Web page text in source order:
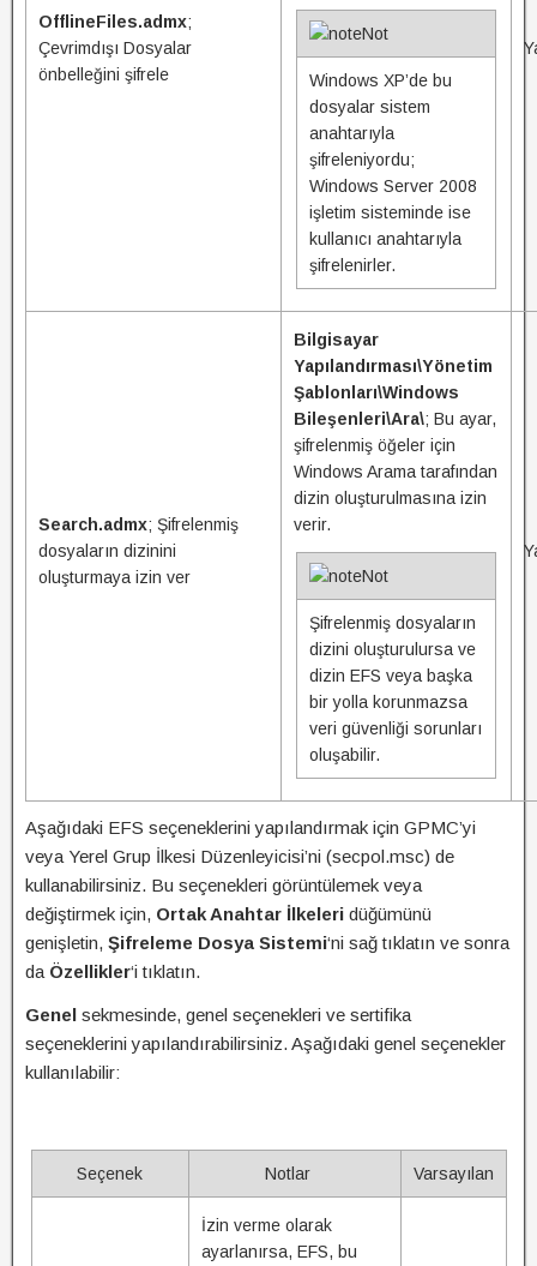
OfflineFiles.admx;
Çevrimdışı Dosyalar
önbelleğini şifrele
Not
Windows XP’de bu
dosyalar sistem
anahtarıyla
şifreleniyordu;
Windows Server 2008
işletim sisteminde ise
kullanıcı anahtarıyla
şifrelenirler.
Search.admx; Şifrelenmiş
dosyaların dizinini
oluşturmaya izin ver
Bilgisayar
Yapılandırması\Yönetim
Şablonları\Windows
Bileşenleri\Ara\; Bu ayar,
şifrelenmiş öğeler için
Windows Arama tarafından
dizin oluşturulmasına izin
verir.
Not
Şifrelenmiş dosyaların
dizini oluşturulursa ve
dizin EFS veya başka
bir yolla korunmazsa
veri güvenliği sorunları
oluşabilir.
Aşağıdaki EFS seçeneklerini yapılandırmak için GPMC’yi
veya Yerel Grup İlkesi Düzenleyicisi’ni (secpol.msc) de
kullanabilirsiniz. Bu seçenekleri görüntülemek veya
değiştirmek için, Ortak Anahtar İlkeleri düğümünü
genişletin, Şifreleme Dosya Sistemi‘ni sağ tıklatın ve sonra
da Özellikler‘i tıklatın.
Genel sekmesinde, genel seçenekleri ve sertifika
seçeneklerini yapılandırabilirsiniz. Aşağıdaki genel seçenekler
kullanılabilir:
Seçenek Notlar Varsayılan
İzin verme olarak
ayarlanırsa, EFS, bu